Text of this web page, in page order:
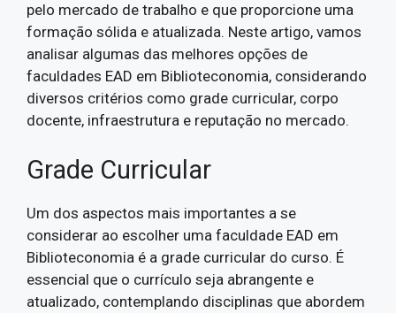
pelo mercado de trabalho e que proporcione uma
formação sólida e atualizada. Neste artigo, vamos
analisar algumas das melhores opções de
faculdades EAD em Biblioteconomia, considerando
diversos critérios como grade curricular, corpo
docente, infraestrutura e reputação no mercado.
Grade Curricular
Um dos aspectos mais importantes a se
considerar ao escolher uma faculdade EAD em
Biblioteconomia é a grade curricular do curso. É
essencial que o currículo seja abrangente e
atualizado, contemplando disciplinas que abordem